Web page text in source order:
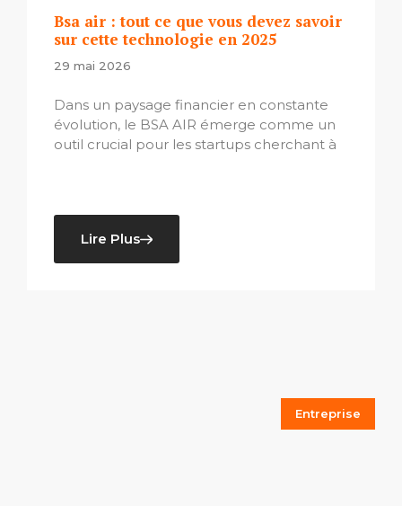
Bsa air : tout ce que vous devez savoir
sur cette technologie en 2025
29 mai 2026
Dans un paysage financier en constante
évolution, le BSA AIR émerge comme un
outil crucial pour les startups cherchant à
Lire Plus
Entreprise